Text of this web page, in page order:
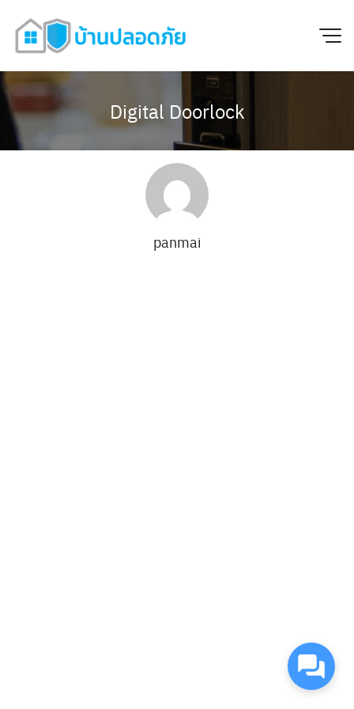
Digital Doorlock
panmai